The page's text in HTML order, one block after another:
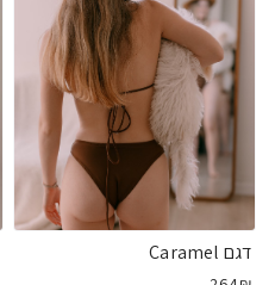
דגם Caramel